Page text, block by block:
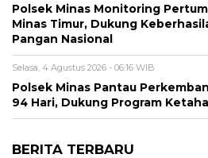
Polsek Minas Monitoring
Minas Timur, Dukung
Pangan Nasional
Selasa, 4 Agustus 2026 - 06:16 WIB
Polsek Minas Pantau
94 Hari, Dukung Program
BERITA TERBARU